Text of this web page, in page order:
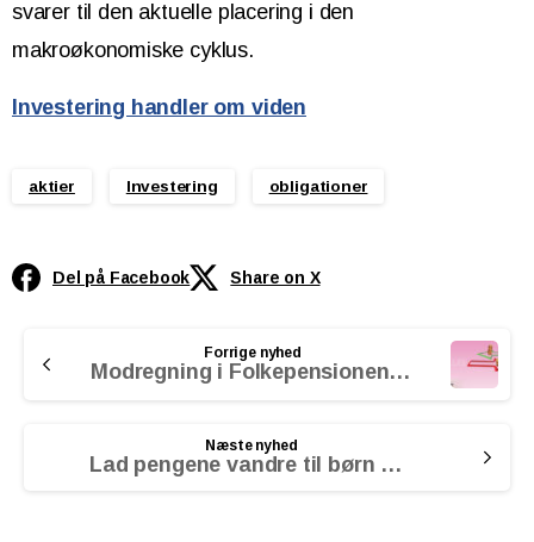
svarer til den aktuelle placering i den
makroøkonomiske cyklus.
Investering handler om viden
aktier Investering obligationer
Del på Facebook Share on X
Reading
Forrige nyhed
Modregning i Folkepensionens pensionstillæg
Næste nyhed
Lad pengene vandre til børn og børnebørn